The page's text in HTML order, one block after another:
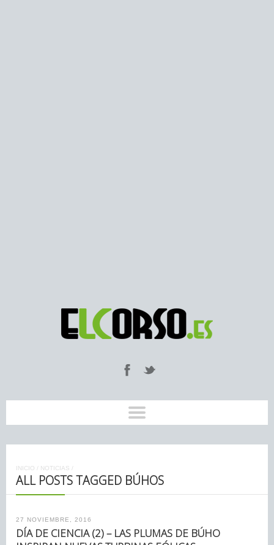
INICIO / NOTICIAS /
ALL POSTS TAGGED BÚHOS
27 NOVIEMBRE, 2016
DÍA DE CIENCIA (2) – LAS PLUMAS DE BÚHO